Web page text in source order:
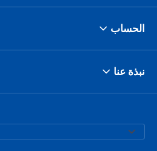
الحساب
نبذة عنا